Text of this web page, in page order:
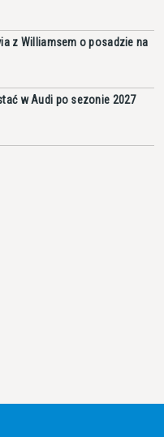
z Williamsem o posadzie na
w Audi po sezonie 2027